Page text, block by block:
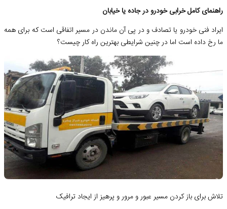
راهنمای کامل خرابی خودرو در جاده یا خیابان
ایراد فنی خودرو یا تصادف و در پی آن ماندن در مسیر اتفاقی است که برای همه
ما رخ داده است اما در چنین شرایطی بهترین راه کار چیست؟
تلاش برای باز کردن مسیر عبور و مرور و پرهیز از ایجاد ترافیک